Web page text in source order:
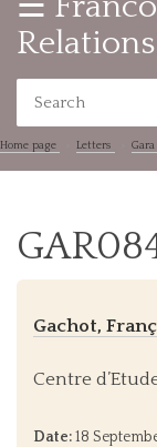
Relations
Home page Letters Gara
Gachot,
Centre
Date:18